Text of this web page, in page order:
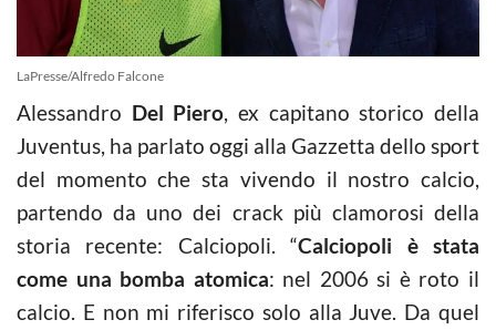
LaPresse/Alfredo Falcone
Alessandro Del Piero, ex capitano storico della
Juventus, ha parlato oggi alla Gazzetta dello sport
del momento che sta vivendo il nostro calcio,
partendo da uno dei crack più clamorosi della
storia recente: Calciopoli. “Calciopoli è stata
come una bomba atomica: nel 2006 si è roto il
calcio. E non mi riferisco solo alla Juve. Da quel